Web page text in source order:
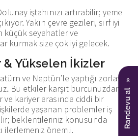
iştahınızı artırabilir; yeme
Yakın çevre gezileri, sırf iyi
küçük seyahatler ve
kurmak size çok iyi gelecek.
Yükselen İkizler
ve Neptün’le yaptığı zorlayıcı
Bu etkiler karşıt burcunuzdan
ve kariyer arasında ciddi bir
yaşanan problemler iş
beklentileriniz konusunda
ilerlemeniz önemli.